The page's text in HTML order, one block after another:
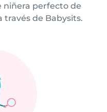
niñera perfecto de
través de Babysits.